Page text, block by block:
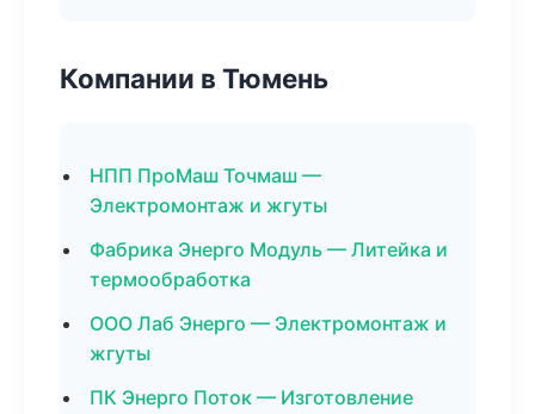
Компании в Тюмень
НПП ПроМаш Точмаш —
Электромонтаж и жгуты
Фабрика Энерго Модуль — Литейка и
термообработка
ООО Лаб Энерго — Электромонтаж и
жгуты
ПК Энерго Поток — Изготовление